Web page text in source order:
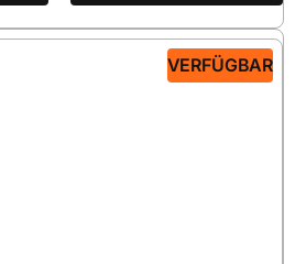
VERFÜGBAR